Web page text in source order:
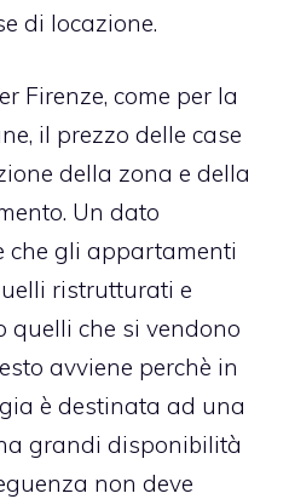
di locazione.
Firenze, come per la
il prezzo delle case
della zona e della
Un dato
che gli appartamenti
ristrutturati e
quelli che si vendono
avviene perchè in
è destinata ad una
grandi disponibilità
non deve